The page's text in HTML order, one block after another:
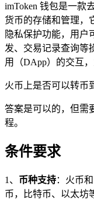
imToken 钱包是一款
货币的存储和管理，
隐私保护功能，用户
发、交易记录查询等
用（DApp）的交互
火币上是否可以转币
答案是可以的，但需
程。
条件要求
1、 币种支持：火币
币，比特币、以太坊